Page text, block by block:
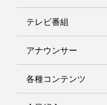
テレビ番組
アナウンサー
各種コンテンツ